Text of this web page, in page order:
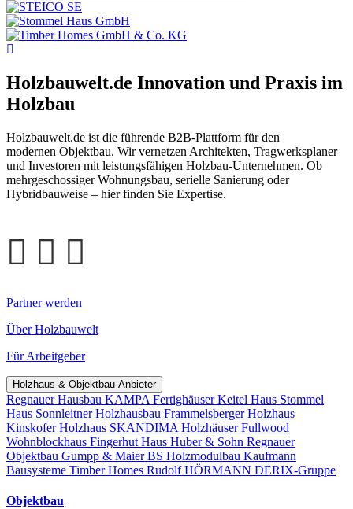
Holzbauwelt.de Innovation und Praxis im
Holzbau
Holzbauwelt.de ist die führende B2B-Plattform für den
modernen Objektbau. Wir vernetzen Architekten, Tragwerksplaner
und Investoren mit leistungsfähigen Holzbau-Unternehmen. Ob
mehrgeschossiger Wohnungsbau, serielle Sanierung oder
Hybridbauweise – hier finden Sie Expertise.
Partner werden
Über Holzbauwelt
Für Arbeitgeber
Holzhaus & Objektbau Anbieter
Regnauer Hausbau KAMPA FertighäuserKeitel Haus Stommel
Haus Sonnleitner Holzhausbau Frammelsberger Holzhaus
Kinskofer Holzhaus SKANDIMA HolzhäuserFullwood
Wohnblockhaus Fingerhut Haus Huber & Sohn Regnauer
Objektbau Gumpp & MaierBS Holzmodulbau Kaufmann
Bausysteme Timber Homes Rudolf HÖRMANN DERIX-Gruppe
Objektbau